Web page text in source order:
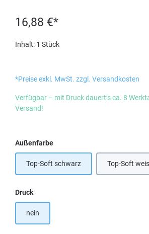
16,88 €*
Inhalt: 1 Stück
*Preise exkl. MwSt. zzgl. Versandkosten
Verfügbar – mit Druck dauert’s ca. 8
Versand!
Außenfarbeauswählen
Top-Soft schwarz Top-Soft
Druckauswählen
nein